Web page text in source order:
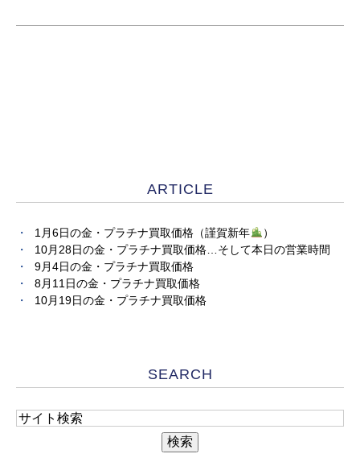
ARTICLE
1月6日の金・プラチナ買取価格（謹賀新年
）
10月28日の金・プラチナ買取価格…そして本日の営業時間
9月4日の金・プラチナ買取価格
8月11日の金・プラチナ買取価格
10月19日の金・プラチナ買取価格
SEARCH